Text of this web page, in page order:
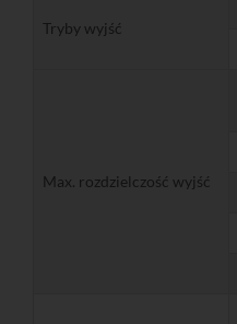
Tryby wyjść
Max. rozdzielczość wyjść